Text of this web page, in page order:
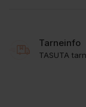
Tarneinfo
TASUTA